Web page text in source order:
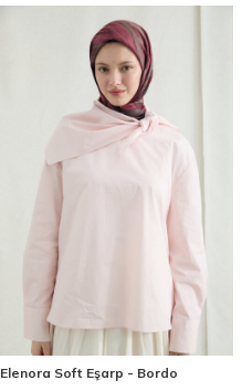
Elenora Soft Eşarp - Bordo